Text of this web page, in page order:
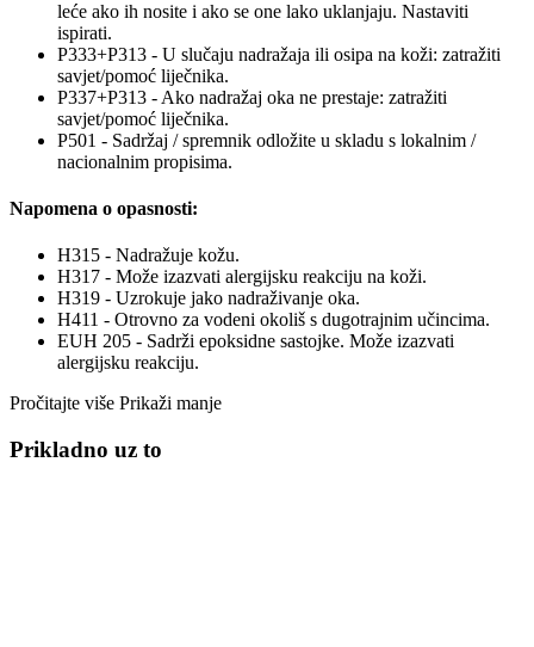
leće ako ih nosite i ako se one lako uklanjaju. Nastaviti
ispirati.
P333+P313 - U slučaju nadražaja ili osipa na koži: zatražiti
savjet/pomoć liječnika.
P337+P313 - Ako nadražaj oka ne prestaje: zatražiti
savjet/pomoć liječnika.
P501 - Sadržaj / spremnik odložite u skladu s lokalnim /
nacionalnim propisima.
Napomena o opasnosti:
H315 - Nadražuje kožu.
H317 - Može izazvati alergijsku reakciju na koži.
H319 - Uzrokuje jako nadraživanje oka.
H411 - Otrovno za vodeni okoliš s dugotrajnim učincima.
EUH 205 - Sadrži epoksidne sastojke. Može izazvati
alergijsku reakciju.
Pročitajte više Prikaži manje
Prikladno uz to